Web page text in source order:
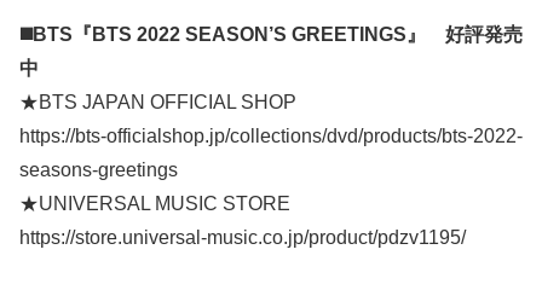
◼️BTS『BTS 2022 SEASON’S GREETINGS』 好評発売
中
★BTS JAPAN OFFICIAL SHOP
https://bts-officialshop.jp/collections/dvd/products/bts-2022-
seasons-greetings
★UNIVERSAL MUSIC STORE
https://store.universal-music.co.jp/product/pdzv1195/